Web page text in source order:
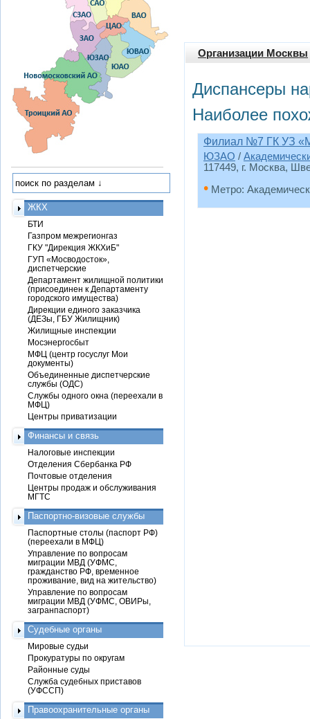
Организации Москвы
Диспансеры
Наиболее
Филиал №7 ГК УЗ
ЮЗАО /
117449, г. Москва,
• Метро:
ЖКХ
БТИ
Газпром межрегионгаз
ГКУ "Дирекция ЖКХиБ"
ГУП «Мосводосток»,
диспетчерские
Департамент жилищной политики
(присоединен к Департаменту
городского имущества)
Дирекции единого заказчика
(ДЕЗы, ГБУ Жилищник)
Жилищные инспекции
Мосэнергосбыт
МФЦ (центр госуслуг Мои
документы)
Объединенные диспетчерские
службы (ОДС)
Службы одного окна (переехали в
МФЦ)
Центры приватизации
Финансы и связь
Налоговые инспекции
Отделения Сбербанка РФ
Почтовые отделения
Центры продаж и обслуживания
МГТС
Паспортно-визовые службы
Паспортные столы (паспорт РФ)
(переехали в МФЦ)
Управление по вопросам
миграции МВД (УФМС,
гражданство РФ, временное
проживание, вид на жительство)
Управление по вопросам
миграции МВД (УФМС, ОВИРы,
загранпаспорт)
Судебные органы
Мировые судьи
Прокуратуры по округам
Районные суды
Служба судебных приставов
(УФССП)
Правоохранительные органы